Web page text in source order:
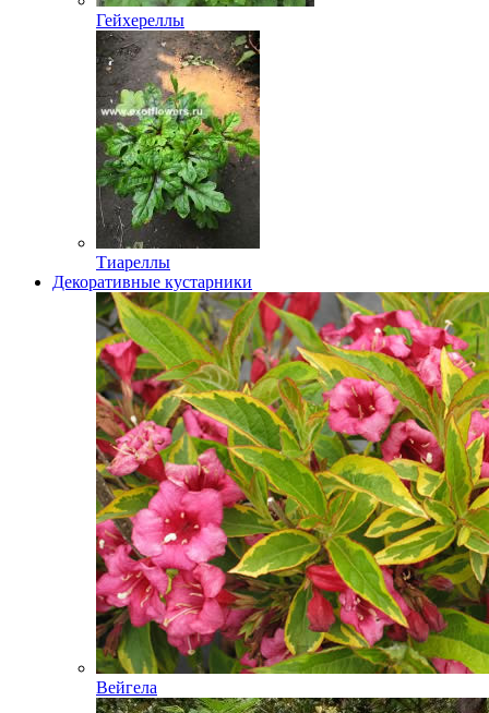
Гейхереллы
Тиареллы
Декоративные кустарники
Вейгела